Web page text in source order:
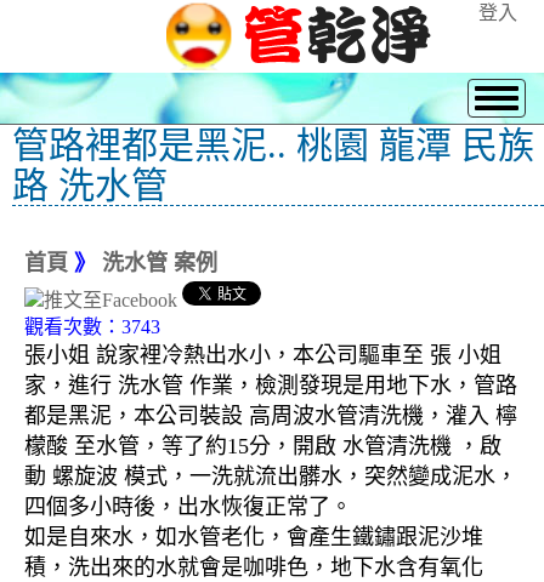
登入
管路裡都是黑泥.. 桃園 龍潭 民族
路 洗水管
首頁 》 洗水管 案例
觀看次數：3743
張小姐 說家裡冷熱出水小，本公司驅車至 張 小姐
家，進行 洗水管 作業，檢測發現是用地下水，管路
都是黑泥，本公司裝設 高周波水管清洗機，灌入 檸
檬酸 至水管，等了約15分，開啟 水管清洗機 ，啟
動 螺旋波 模式，一洗就流出髒水，突然變成泥水，
四個多小時後，出水恢復正常了。
如是自來水，如水管老化，會產生鐵鏽跟泥沙堆
積，洗出來的水就會是咖啡色，地下水含有氧化